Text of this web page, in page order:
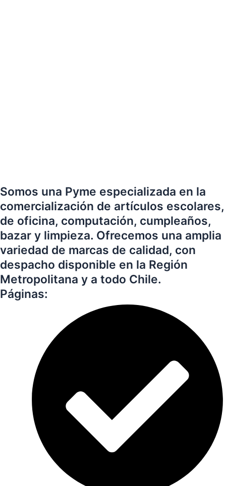
Somos una Pyme especializada en la
comercialización de artículos escolares,
de oficina, computación, cumpleaños,
bazar y limpieza. Ofrecemos una amplia
variedad de marcas de calidad, con
despacho disponible en la Región
Metropolitana y a todo Chile.
Páginas: